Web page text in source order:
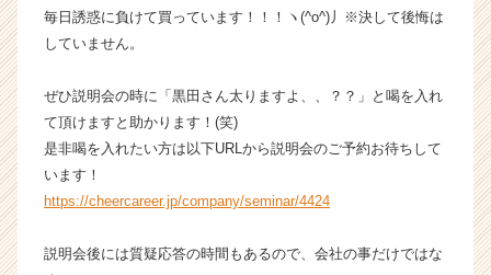
チ
ャ
リ
ア
e
r
毎日誘惑に負けて買っています！！！ヽ(^o^)丿※決して後悔は
していません。
ぜひ説明会の時に「黒田さん太りますよ、、？？」と喝を入れ
て頂けますと助かります！(笑)
是非喝を入れたい方は以下URLから説明会のご予約お待ちして
います！
https://cheercareer.jp/company/seminar/4424
説明会後には質疑応答の時間もあるので、会社の事だけではな